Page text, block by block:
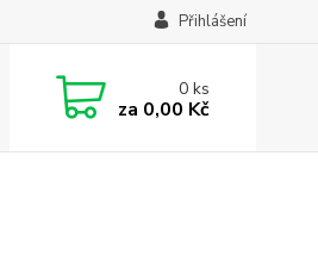
Přihlášení
0ks
za 0,00 Kč